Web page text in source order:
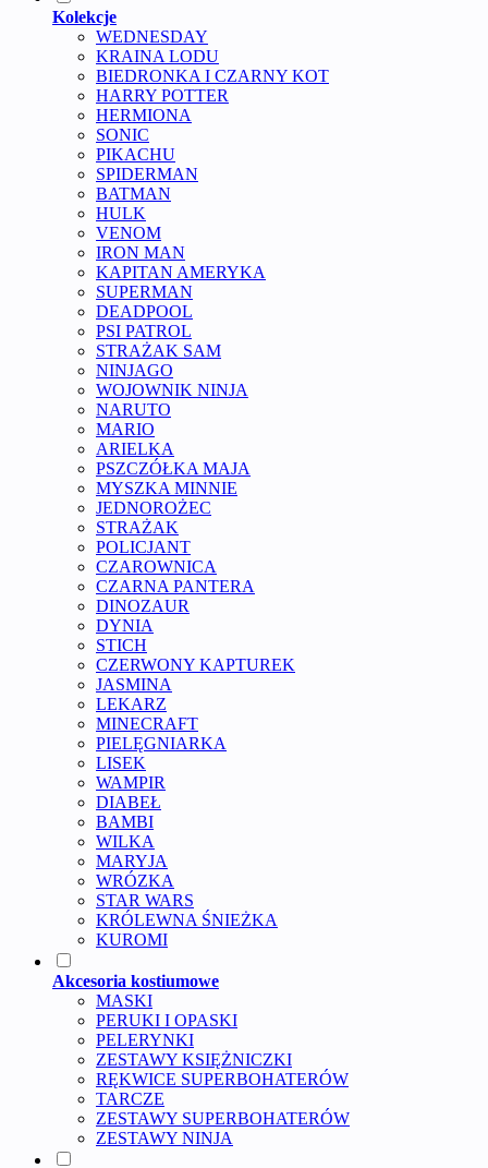
Kolekcje
WEDNESDAY
KRAINA LODU
BIEDRONKA I CZARNY KOT
HARRY POTTER
HERMIONA
SONIC
PIKACHU
SPIDERMAN
BATMAN
HULK
VENOM
IRON MAN
KAPITAN AMERYKA
SUPERMAN
DEADPOOL
PSI PATROL
STRAŻAK SAM
NINJAGO
WOJOWNIK NINJA
NARUTO
MARIO
ARIELKA
PSZCZÓŁKA MAJA
MYSZKA MINNIE
JEDNOROŻEC
STRAŻAK
POLICJANT
CZAROWNICA
CZARNA PANTERA
DINOZAUR
DYNIA
STICH
CZERWONY KAPTUREK
JASMINA
LEKARZ
MINECRAFT
PIELĘGNIARKA
LISEK
WAMPIR
DIABEŁ
BAMBI
WILKA
MARYJA
WRÓZKA
STAR WARS
KRÓLEWNA ŚNIEŻKA
KUROMI
Akcesoria kostiumowe
MASKI
PERUKI I OPASKI
PELERYNKI
ZESTAWY KSIĘŻNICZKI
RĘKWICE SUPERBOHATERÓW
TARCZE
ZESTAWY SUPERBOHATERÓW
ZESTAWY NINJA